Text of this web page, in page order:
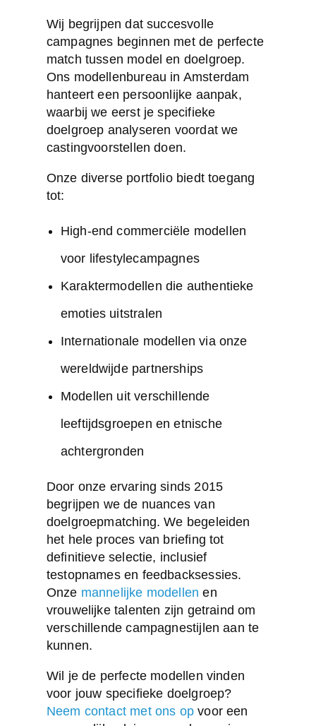
Wij begrijpen dat succesvolle
campagnes beginnen met de perfecte
match tussen model en doelgroep.
Ons modellenbureau in Amsterdam
hanteert een persoonlijke aanpak,
waarbij we eerst je specifieke
doelgroep analyseren voordat we
castingvoorstellen doen.
Onze diverse portfolio biedt toegang
tot:
High-end commerciële modellen
voor lifestylecampagnes
Karaktermodellen die authentieke
emoties uitstralen
Internationale modellen via onze
wereldwijde partnerships
Modellen uit verschillende
leeftijdsgroepen en etnische
achtergronden
Door onze ervaring sinds 2015
begrijpen we de nuances van
doelgroepmatching. We begeleiden
het hele proces van briefing tot
definitieve selectie, inclusief
testopnames en feedbacksessies.
Onze mannelijke modellen en
vrouwelijke talenten zijn getraind om
verschillende campagnestijlen aan te
kunnen.
Wil je de perfecte modellen vinden
voor jouw specifieke doelgroep?
Neem contact met ons opvoor een